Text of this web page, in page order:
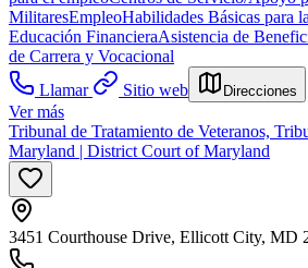
MilitaresEmpleoHabilidades Básicas para
Educación FinancieraAsistencia de
de Carrera y Vocacional
Llamar
Sitio web Direcciones
Ver más
Tribunal de Tratamiento de Veteranos,
Maryland | District Court of Maryland
3451 Courthouse Drive, Ellicott City, MD